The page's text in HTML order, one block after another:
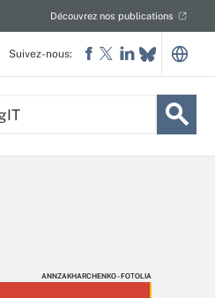
Découvrez nos publications
Suivez-nous:
ANNZAKHARCHENKO - FOTOLIA
ANNZAKHARCHENKO - FOTOLIA